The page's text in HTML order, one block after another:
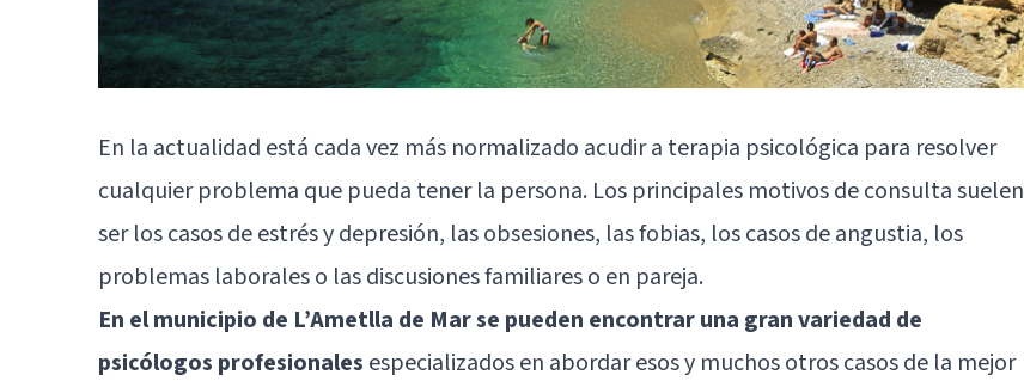
En la actualidad está cada vez más normalizado acudir a terapia psicológica para resolver
cualquier problema que pueda tener la persona. Los principales motivos de consulta suelen
ser los casos de estrés y depresión, las obsesiones, las fobias, los casos de angustia, los
problemas laborales o las discusiones familiares o en pareja.
En el municipio de L’Ametlla de Mar se pueden encontrar una gran variedad de
psicólogos profesionales especializados en abordar esos y muchos otros casos de la mejor